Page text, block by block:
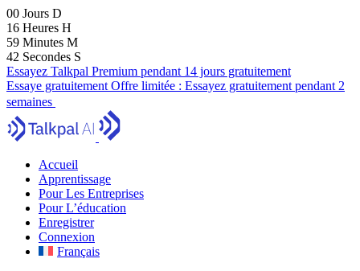
00 Jours D
16 Heures H
59 Minutes M
41 Secondes S
Essayez Talkpal Premium pendant 14 jours gratuitement
Essaye gratuitement Offre limitée : Essayez gratuitement pendant 2
semaines
Accueil
Apprentissage
Pour Les Entreprises
Pour L’éducation
Enregistrer
Connexion
Français